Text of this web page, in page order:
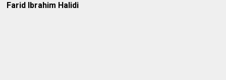
Farid Ibrahim Halidi